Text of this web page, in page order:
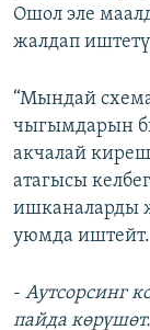
Ошол эле
жалдап
“Мындай
чыгымдарын
акчалай
атагысы
ишканаларды
уюмда иштейт.
- Аутсорсинг
пайда